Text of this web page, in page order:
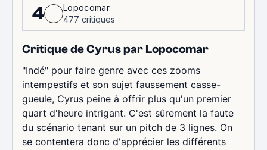
4
Lopocomar
477 critiques
Critique de Cyrus par Lopocomar
"Indé" pour faire genre avec ces zooms
intempestifs et son sujet faussement casse-
gueule, Cyrus peine à offrir plus qu'un premier
quart d'heure intrigant. C'est sûrement la faute
du scénario tenant sur un pitch de 3 lignes. On
se contentera donc d'apprécier les différents